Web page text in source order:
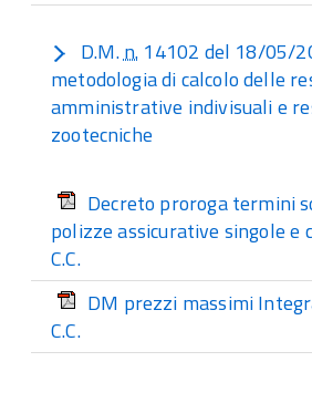
D.M.n. 14102 del 18/05/
metodologia di calcolo delle
amministrative indivisuali e
zootecniche
Decreto proroga termini
polizze assicurative singole e
C.C.
DM prezzi massimi
C.C.